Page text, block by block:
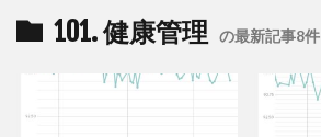
101. 健康管理 の最新記事8件